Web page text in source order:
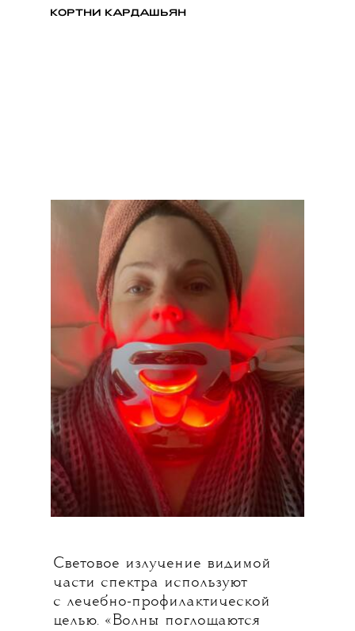
КОРТНИ КАРДАШЬЯН
Световое излучение видимой
части спектра используют
с лечебно-профилактической
целью. «Волны поглощаются